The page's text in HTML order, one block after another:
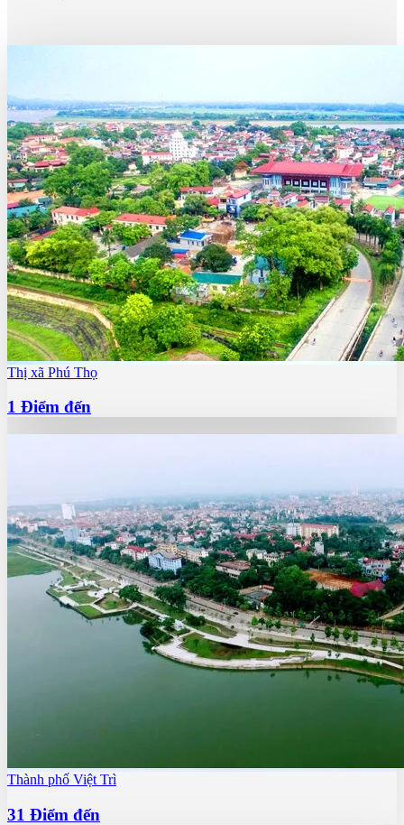
Thị xã Phú Thọ
1 Điểm đến
Thành phố Việt Trì
31 Điểm đến